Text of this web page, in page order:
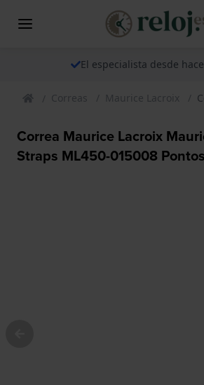
El especialista desde
Correas Maurice Lacroix
Correa Maurice Lacroix
Straps ML450-015008 Pontos